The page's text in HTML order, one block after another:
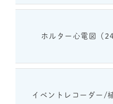
ホルター心電図（
イベントレコーダー/